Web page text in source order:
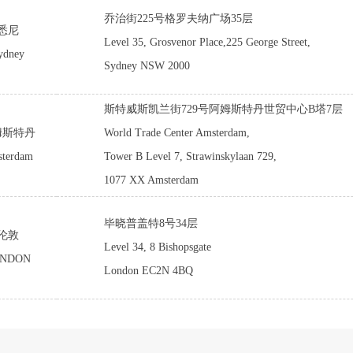
尼
乔治街225号格罗夫纳广场35层
Level 35, Grosvenor Place,225 George Street,
Sydney NSW 2000
特丹
斯特威斯凯兰街729号阿姆斯特丹世贸中心B塔7层
World Trade Center Amsterdam,
Tower B Level 7, Strawinskylaan 729,
1077 XX Amsterdam
敦
毕晓普盖特8号34层
Level 34, 8 Bishopsgate
London EC2N 4BQ